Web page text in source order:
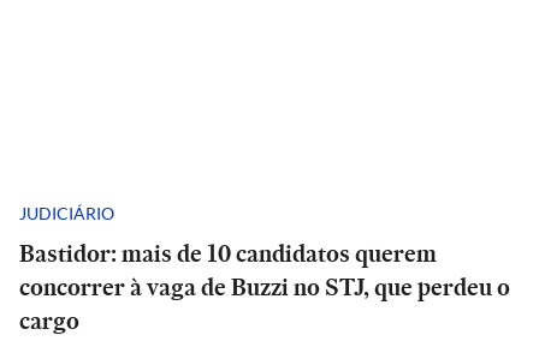
JUDICIÁRIO
Bastidor: mais de 10 candidatos querem
concorrer à vaga de Buzzi no STJ, que perdeu o
cargo